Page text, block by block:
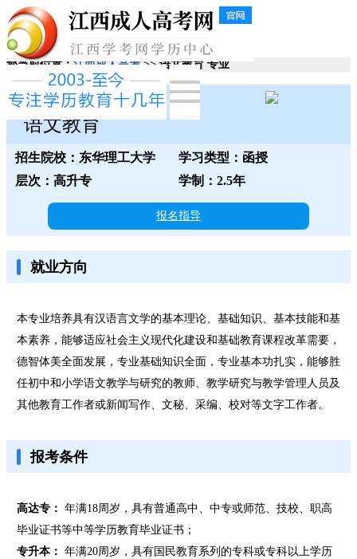
您当前位置： 江西成人高考 >> 语文教育 专业
东华理工大学
语文教育
招生院校：东华理工大学
学习类型：函授
层次：高升专
学制：2.5年
报名指导
就业方向
本专业培养具有汉语言文学的基本理论、基础知识、基本技能和基
本素养，能够适应社会主义现代化建设和基础教育课程改革需要，
德智体美全面发展，专业基础知识全面，专业基本功扎实，能够胜
任初中和小学语文教学与研究的教师、教学研究与教学管理人员及
其他教育工作者或新闻写作、文秘、采编、校对等文字工作者。
报考条件
高达专： 年满18周岁，具有普通高中、中专或师范、技校、职高
毕业证书等中等学历教育毕业证书；
专升本： 年满20周岁，具有国民教育系列的专科或专科以上学历